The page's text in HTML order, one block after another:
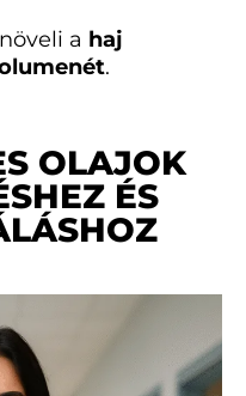
a haj
.
OLAJOK
ÉS